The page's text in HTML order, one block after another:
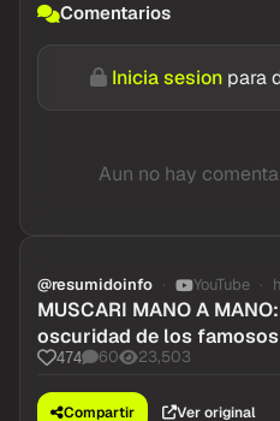
Comentarios
Inicia sesion para
Aun no hay
@resumidoinfo YouTube
MUSCARI MANO A
oscuridad de los
474 60 23,503
Compartir Ver original